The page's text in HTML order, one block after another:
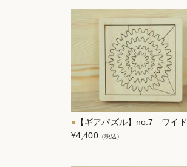
【ギアパズル】no.7 ワイド
¥4,400（税込）